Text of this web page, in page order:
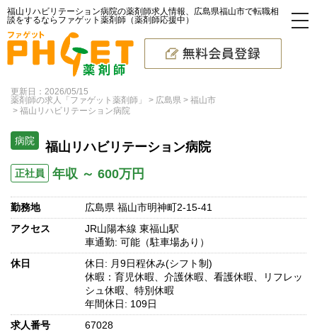
福山リハビリテーション病院の薬剤師求人情報、広島県福山市で転職相
談をするならファゲット薬剤師（薬剤師応援中）
更新日：2026/05/15
薬剤師の求人「ファゲット薬剤師」
広島県
福山市
福山リハビリテーション病院
病院 福山リハビリテーション病院
正社員 年収 ～ 600万円
勤務地
広島県 福山市明神町2-15-41
アクセス
JR山陽本線 東福山駅
車通勤: 可能（駐車場あり）
休日
休日: 月9日程休み(シフト制)
休暇：育児休暇、介護休暇、看護休暇、リフレッ
シュ休暇、特別休暇
年間休日: 109日
求人番号
67028